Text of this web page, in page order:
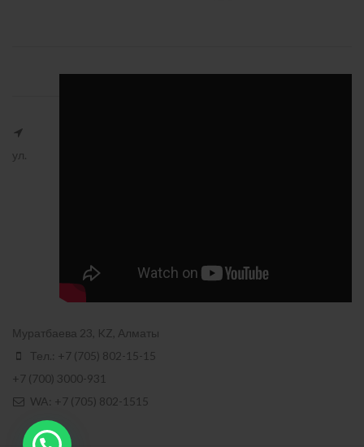
ул.
Муратбаева 23, KZ, Алматы
Тел.: +7 (705) 802-15-15
+7 (700) 3000-931
WA: +7 (705) 802-1515